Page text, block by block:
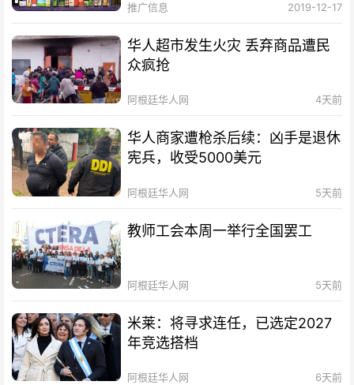
推广信息 2019-12-17
华人超市发生火灾 丢弃商品遭民
众疯抢
阿根廷华人网 4天前
华人商家遭枪杀后续：凶手是退休
宪兵，收受5000美元
阿根廷华人网 5天前
教师工会本周一举行全国罢工
阿根廷华人网 5天前
米莱：将寻求连任，已选定2027
年竞选搭档
阿根廷华人网 6天前